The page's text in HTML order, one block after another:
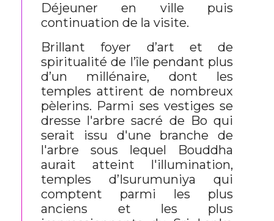
Déjeuner en ville puis
continuation de la visite.
Brillant foyer d’art et de
spiritualité de l’île pendant plus
d’un millénaire, dont les
temples attirent de nombreux
pèlerins. Parmi ses vestiges se
dresse l'arbre sacré de Bo qui
serait issu d'une branche de
l'arbre sous lequel Bouddha
aurait atteint l'illumination,
temples d’Isurumuniya qui
comptent parmi les plus
anciens et les plus